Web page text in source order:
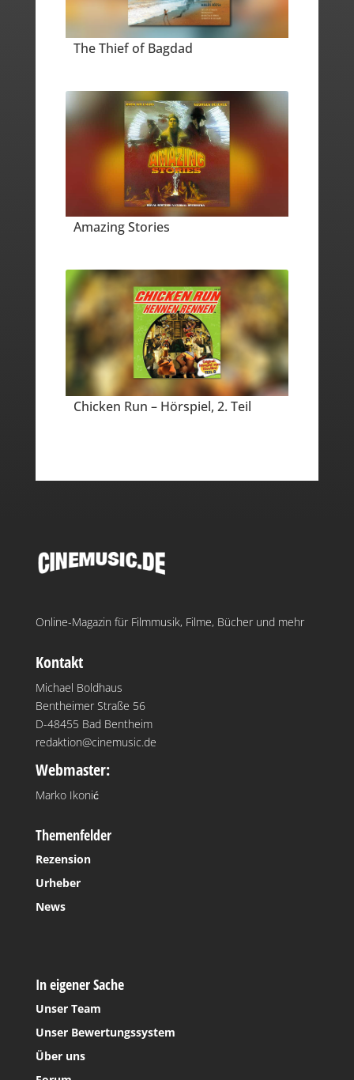
The Thief of Bagdad
Amazing Stories
Chicken Run – Hörspiel, 2. Teil
Online-Magazin für Filmmusik, Filme, Bücher und mehr
Kontakt
Michael Boldhaus
Bentheimer Straße 56
D-48455 Bad Bentheim
redaktion@cinemusic.de
Webmaster:
Marko Ikonić
Themenfelder
Rezension
Urheber
News
In eigener Sache
Unser Team
Unser Bewertungssystem
Über uns